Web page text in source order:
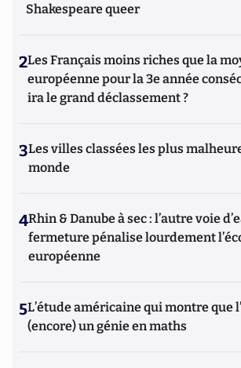
Shakespeare queer
2Les Français moins riches que la
européenne pour la 3e année
ira le grand déclassement ?
3Les villes classées les plus
monde
4Rhin & Danube à sec : l’autre voie
fermeture pénalise lourdement
européenne
5L’étude américaine qui montre que
(encore) un génie en maths